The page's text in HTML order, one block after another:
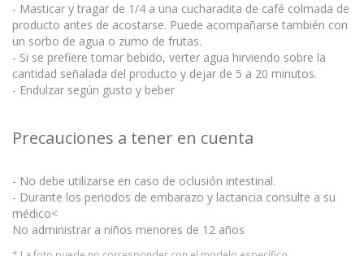
- Masticar y tragar de 1/4 a una cucharadita de café colmada de
producto antes de acostarse. Puede acompañarse también con
un sorbo de agua o zumo de frutas.
- Si se prefiere tomar bebido, verter agua hirviendo sobre la
cantidad señalada del producto y dejar de 5 a 20 minutos.
- Endulzar según gusto y beber
Precauciones a tener en cuenta
- No debe utilizarse en caso de oclusión intestinal.
- Durante los periodos de embarazo y lactancia consulte a su
médico<
No administrar a niños menores de 12 años